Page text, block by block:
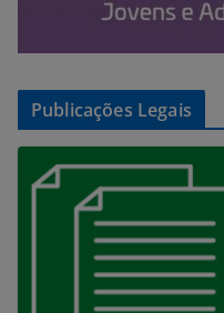
Publicações Legais